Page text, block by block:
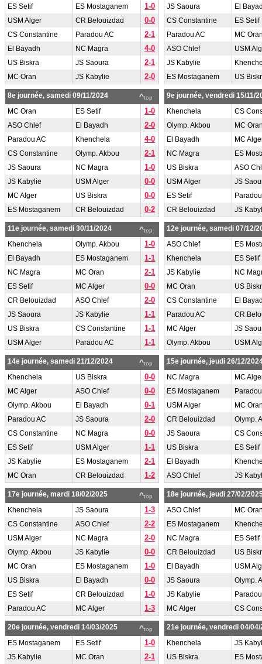
ES Setif ES Mostaganem 1-0
USM Alger CR Belouizdad 0-0
CS Constantine Paradou AC 2-1
El Bayadh NC Magra 4-0
US Biskra JS Saoura 2-1
MC Oran JS Kabylie 2-0
JS Saoura
El
CS Constantine
ES Setif
Paradou AC
MC
ASO Chlef
USM
JS Kabylie
ES Mostaganem
US
^top
8e journée, samedi 09/11/2024
MC Oran
ES Setif 1-0
ASO Chlef El Bayadh 2-0
Paradou AC Khenchela 4-0
CS Constantine Olymp. Akbou 2-1
JS Saoura NC Magra 1-0
JS Kabylie USM Alger 0-0
MC Alger US Biskra 0-0
ES Mostaganem CR Belouizdad 0-2
9e journée, vendredi 15/11/
Khenchela
CS
Olymp. Akbou
MC
El Bayadh
MC
NC Magra
ES
US Biskra
ASO
USM Alger
JS
ES Setif
CR Belouizdad
JS
^top
11e journée, samedi 30/11/2024
Khenchela
Olymp. Akbou 1-0
El Bayadh ES Mostaganem 1-1
NC Magra MC Oran 2-1
ES Setif MC Alger 0-0
CR Belouizdad ASO Chlef 2-0
JS Saoura JS Kabylie 1-1
US Biskra CS Constantine 1-1
USM Alger Paradou AC 1-1
12e journée, samedi 07/12/
ASO Chlef
ES
Khenchela
ES Setif
JS Kabylie
NC
MC Oran
US
CS Constantine
El
Paradou AC
CR
MC Alger
JS
Olymp. Akbou
USM
^top
14e journée, samedi 21/12/2024
Khenchela
US Biskra 0-0
MC Alger ASO Chlef 0-0
Olymp. Akbou El Bayadh 0-1
Paradou AC JS Saoura 2-0
CS Constantine NC Magra 0-0
ES Setif USM Alger 1-1
JS Kabylie ES Mostaganem 2-1
MC Oran CR Belouizdad 1-2
15e journée, jeudi 26/12/
NC Magra
MC
ES Mostaganem
USM Alger
MC
CR Belouizdad
Olymp.
JS Saoura
CS
US Biskra
ES Setif
El Bayadh
ASO Chlef
JS
^top
17e journée, mardi 18/02/2025
Khenchela
JS Saoura 1-3
CS Constantine ASO Chlef 2-2
USM Alger NC Magra 2-0
Olymp. Akbou JS Kabylie 0-0
MC Oran ES Mostaganem 1-0
US Biskra El Bayadh 0-0
ES Setif CR Belouizdad 1-0
Paradou AC MC Alger 1-3
18e journée, jeudi 27/02/
ASO Chlef
MC
ES Mostaganem
NC Magra
ES Setif
CR Belouizdad
US
El Bayadh
USM
JS Saoura
Olymp.
JS Kabylie
MC Alger
CS
^top
20e journée, vendredi 14/03/2025
ES Mostaganem
ES Setif 1-0
JS Kabylie MC Oran 2-1
21e journée, vendredi 04/04/
Khenchela
JS
US Biskra
ES